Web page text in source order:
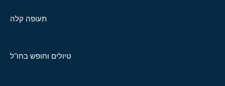
תעופה קלה
טיולים וחופש בחו"ל